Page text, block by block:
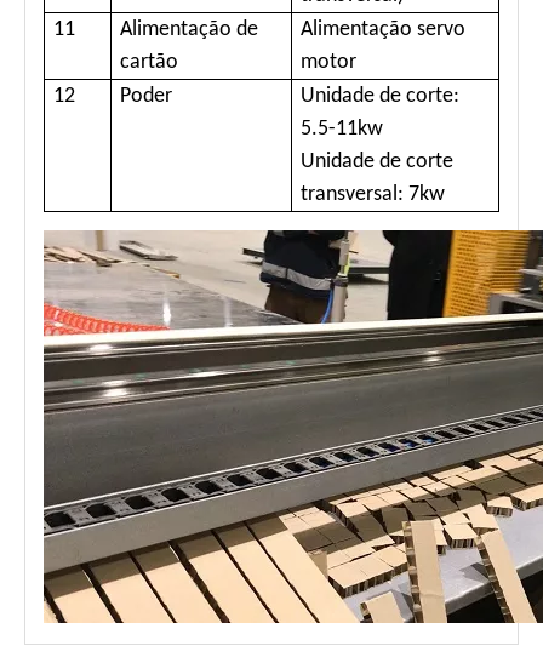
11
Alimentação de
cartão
Alimentação servo
motor
12
Poder
Unidade de corte:
5.5-11kw
Unidade de corte
transversal: 7kw